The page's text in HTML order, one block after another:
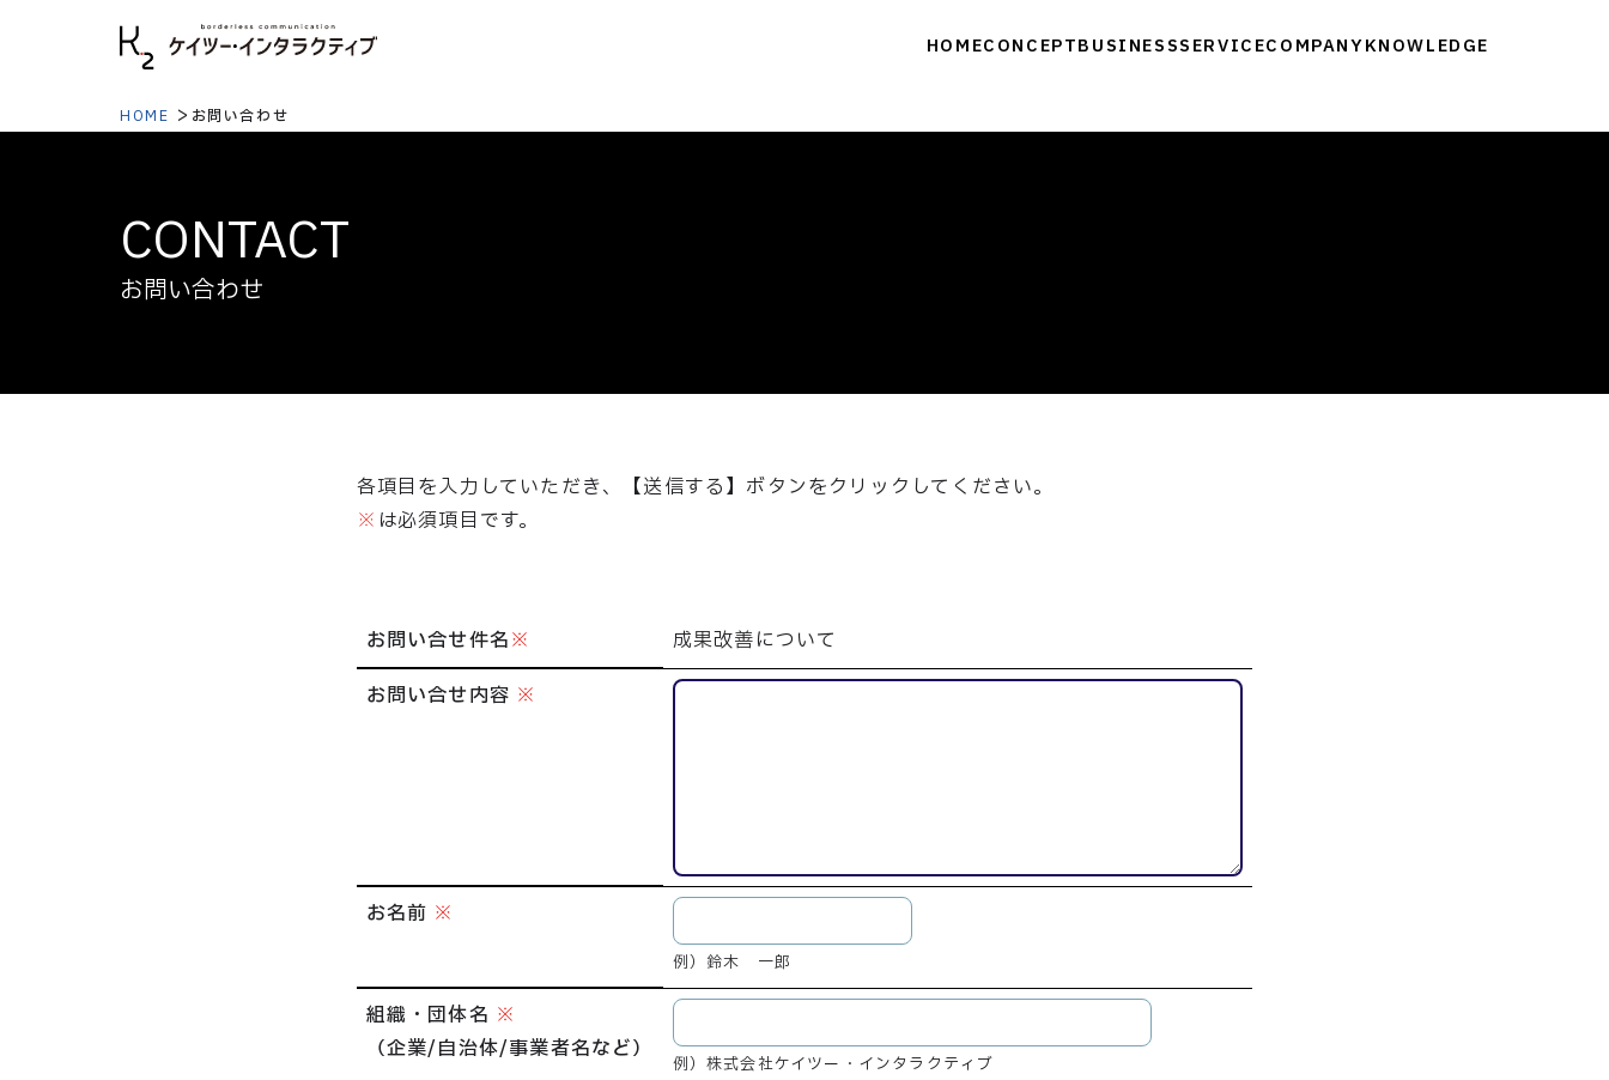
HOMECONCEPTBUSINESSSERVICECOMPANYKNOWLEDGE
HOME お問い合わせ
CONTACT
お問い合わせ
各項目を入力していただき、【送信する】ボタンをクリックしてください。
※ は必須項目です。
お問い合せ件名※
成果改善について
お問い合せ内容 ※
お名前 ※
例）鈴木 一郎
組織・団体名 ※
（企業/自治体/事業者名など）
例）株式会社ケイツー・インタラクティブ